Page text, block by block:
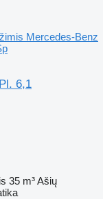
Mercedes-Benz
6,1
35 m³Ašių